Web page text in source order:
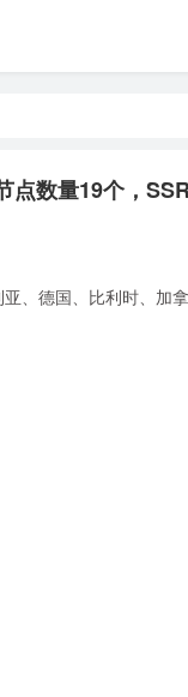
点数量19个，
、德国、比利时、